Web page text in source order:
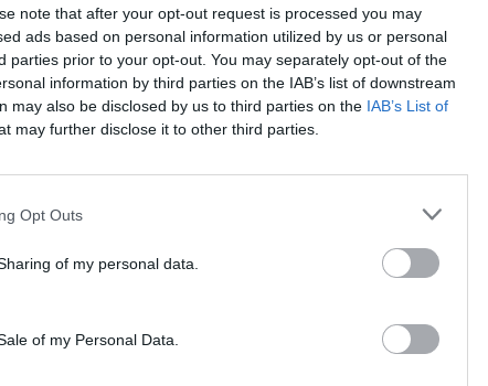
note that after your opt-out request is processed you may
ads based on personal information utilized by us or personal
parties prior to your opt-out. You may separately opt-out of the
information by third parties on the IAB’s list of downstream
may also be disclosed by us to third parties on the IAB’s List of
may further disclose it to other third parties.
Opt Outs
of my personal data.
of my Personal Data.
a jelszavát?
BEJELENTKEZÉS